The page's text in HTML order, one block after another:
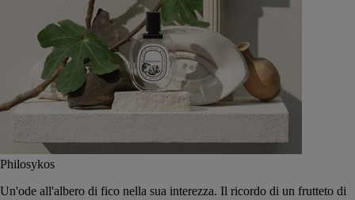
Philosykos
Un'ode all'albero di fico nella sua interezza. Il ricordo di un frutteto di